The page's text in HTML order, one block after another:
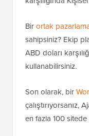
Birortak
sahipsiniz? Ekip
ABD doları
kullanabilirsiniz.
Son olarak, bir
çalıştırıyorsanız,
en fazla 100